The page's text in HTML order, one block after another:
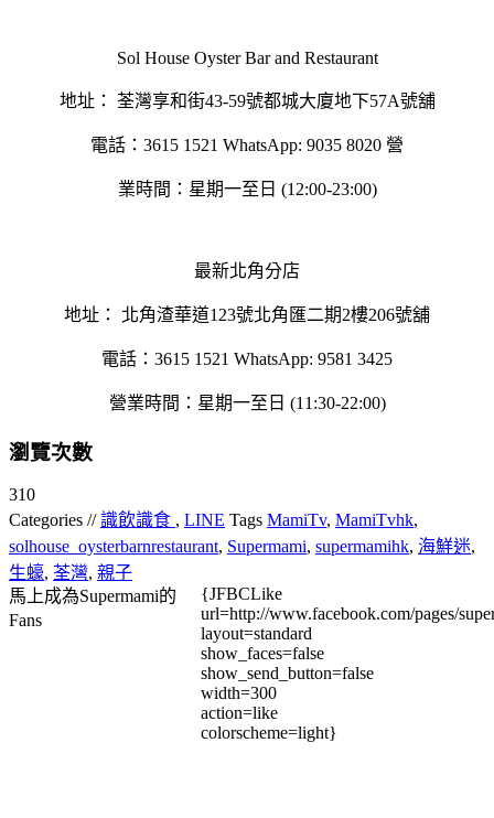
Sol House Oyster Bar and Restaurant
地址： 荃灣享和街43-59號都城⼤廈地下57A號舖
電話：3615 1521 WhatsApp: 9035 8020 營
業時間：星期⼀⾄⽇ (12:00-23:00)
最新北⾓分店
地址： 北⾓渣華道123號北⾓匯⼆期2樓206號舖
電話：3615 1521 WhatsApp: 9581 3425
營業時間：星期⼀⾄⽇ (11:30-22:00)
瀏覽次數
310
Categories //識飲識食 , LINE Tags MamiTv, MamiTvhk,
solhouse_oysterbarnrestaurant, Supermami, supermamihk, 海鮮迷,
生蠔, 荃灣, 親子
馬上成為Supermami的
Fans
{JFBCLike
url=http://www.facebook.com/pages/
layout=standard
show_faces=false
show_send_button=false
width=300
action=like
colorscheme=light}